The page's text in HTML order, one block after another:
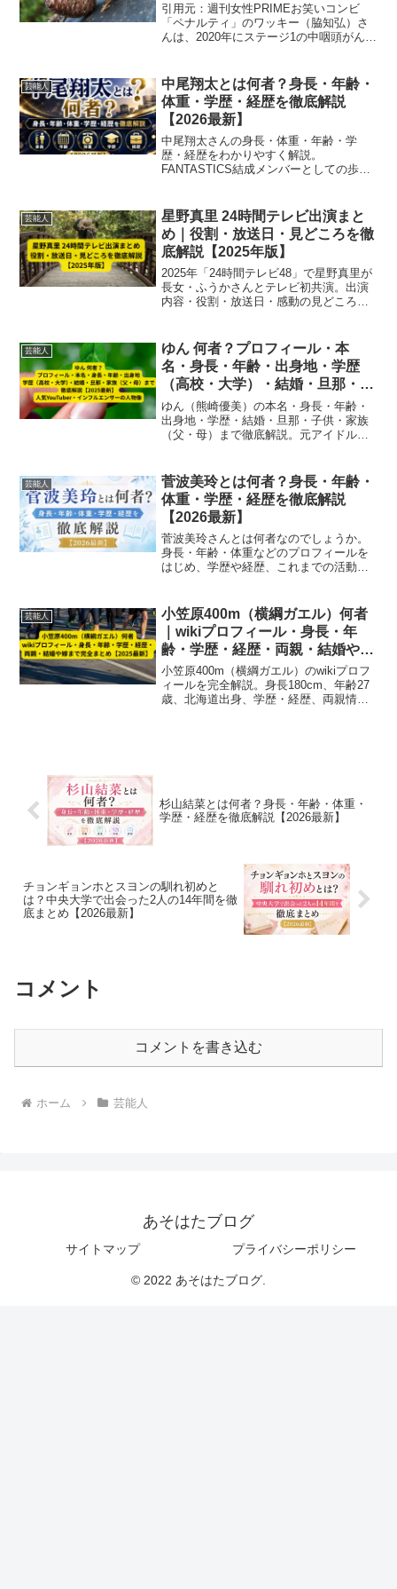
引用元：週刊女性PRIMEお笑いコンビ
「ペナルティ」のワッキー（脇知弘）さ
んは、2020年にステージ1の中咽頭がんと
し、舞台や社会活動で精力的に活躍して
います。本記...
芸能人
中尾翔太とは何者？身長・年齢・
体重・学歴・経歴を徹底解説
【2026最新】
中尾翔太さんの身長・体重・年齢・学
歴・経歴をわかりやすく解説。
FANTASTICS結成メンバーとしての歩み
芸能人
星野真里 24時間テレビ出演まと
め｜役割・放送日・見どころを徹
底解説【2025年版】
2025年「24時間テレビ48」で星野真里が
長女・ふうかさんとテレビ初共演。出演
内容・役割・放送日・感動の見どころを
芸能人
ゆん 何者？プロフィール・本
名・身長・年齢・出身地・学歴
（高校・大学）・結婚・旦那・家
族（父・母）まで徹底解説
【2025最新】｜人気YouTuber・
インフルエンサーの人物像
ゆん（熊崎優美）の本名・身長・年齢・
出身地・学歴・結婚・旦那・子供・家族
（父・母）まで徹底解説。元アイドルか
する2025年最新ガイド。
芸能人
菅波美玲とは何者？身長・年齢・
体重・学歴・経歴を徹底解説
【2026最新】
菅波美玲さんとは何者なのでしょうか。
身長・年齢・体重などのプロフィールを
はじめ、学歴や経歴、これまでの活動内
芸能人
小笠原400m（横綱ガエル）何者
｜wikiプロフィール・身長・年
齢・学歴・経歴・両親・結婚や嫁
まで完全まとめ【2025最新】
小笠原400m（横綱ガエル）のwikiプロフ
ィールを完全解説。身長180cm、年齢27
歳、北海道出身、学歴・経歴、両親情
杉山結菜とは何者？身長・年齢・体重・
学歴・経歴を徹底解説【2026最新】
チョンギョンホとスヨンの馴れ初めと
は？中央大学で出会った2人の14年間を徹
底まとめ【2026最新】
コメント
コメントを書き込む
ホーム 芸能人
あそはたブログ
サイトマップ プライバシーポリシー
© 2022 あそはたブログ.